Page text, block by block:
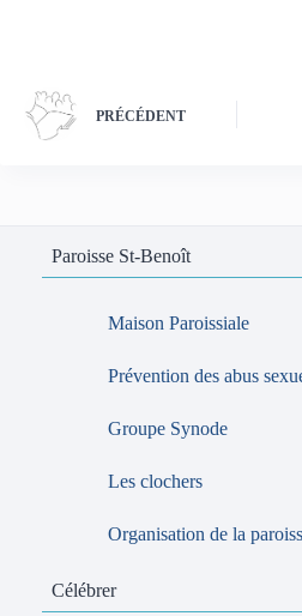
PRÉCÉDENT
Paroisse St-Benoît
Maison Paroissiale
Prévention des abus
Groupe Synode
Les clochers
Organisation de la
Célébrer